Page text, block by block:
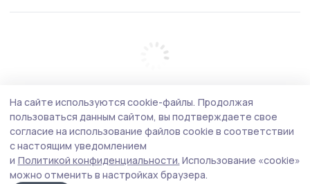
На сайте используются cookie-файлы. Продолжая
пользоваться данным сайтом, вы подтверждаете свое
согласие на использование файлов cookie в соответствии
с настоящим уведомлением
и Политикой конфиденциальности. Использование «cookie»
можно отменить в настройках браузера.